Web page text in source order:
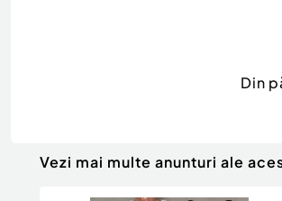
Din
Vezi mai multe anunturi ale